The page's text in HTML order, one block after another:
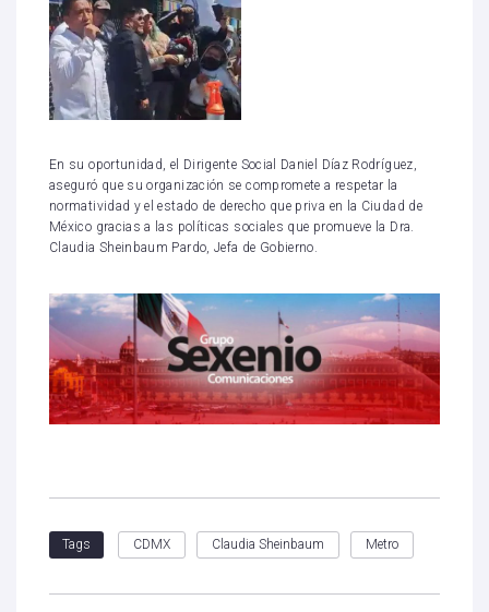
En su oportunidad, el Dirigente Social Daniel Díaz Rodríguez,
aseguró que su organización se compromete a respetar la
normatividad y el estado de derecho que priva en la Ciudad de
México gracias a las políticas sociales que promueve la Dra.
Claudia Sheinbaum Pardo, Jefa de Gobierno.
Tags CDMX Claudia Sheinbaum Metro